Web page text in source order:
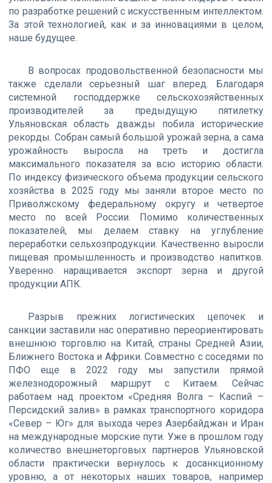
по разработке решений с искусственным интеллектом.
За этой технологией, как и за инновациями в целом,
наше будущее.
В вопросах продовольственной безопасности мы
также сделали серьезный шаг вперед. Благодаря
системной господдержке сельскохозяйственных
производителей за предыдущую пятилетку
Ульяновская область дважды побила исторические
рекорды. Собран самый большой урожай зерна, а сама
урожайность выросла на треть и достигла
максимального показателя за всю историю области.
По индексу физического объема продукции сельского
хозяйства в 2025 году мы заняли второе место по
Приволжскому федеральному округу и четвертое
место по всей России. Помимо количественных
показателей, мы делаем ставку на углубление
переработки сельхозпродукции. Качественно выросли
пищевая промышленность и производство напитков.
Уверенно наращивается экспорт зерна и другой
продукции АПК.
Разрыв прежних логистических цепочек и
санкции заставили нас оперативно переориентировать
внешнюю торговлю на Китай, страны Средней Азии,
Ближнего Востока и Африки. Совместно с соседями по
ПФО еще в 2022 году мы запустили прямой
железнодорожный маршрут с Китаем. Сейчас
работаем над проектом «Средняя Волга – Каспий –
Персидский залив» в рамках транспортного коридора
«Север – Юг» для выхода через Азербайджан и Иран
на международные морские пути. Уже в прошлом году
количество внешнеторговых партнеров Ульяновской
области практически вернулось к досанкционному
уровню, а от некоторых наших товаров, например